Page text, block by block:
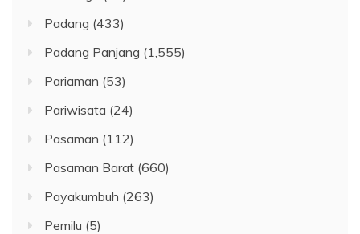
Padang (433)
Padang Panjang (1,555)
Pariaman (53)
Pariwisata (24)
Pasaman (112)
Pasaman Barat (660)
Payakumbuh (263)
Pemilu (5)